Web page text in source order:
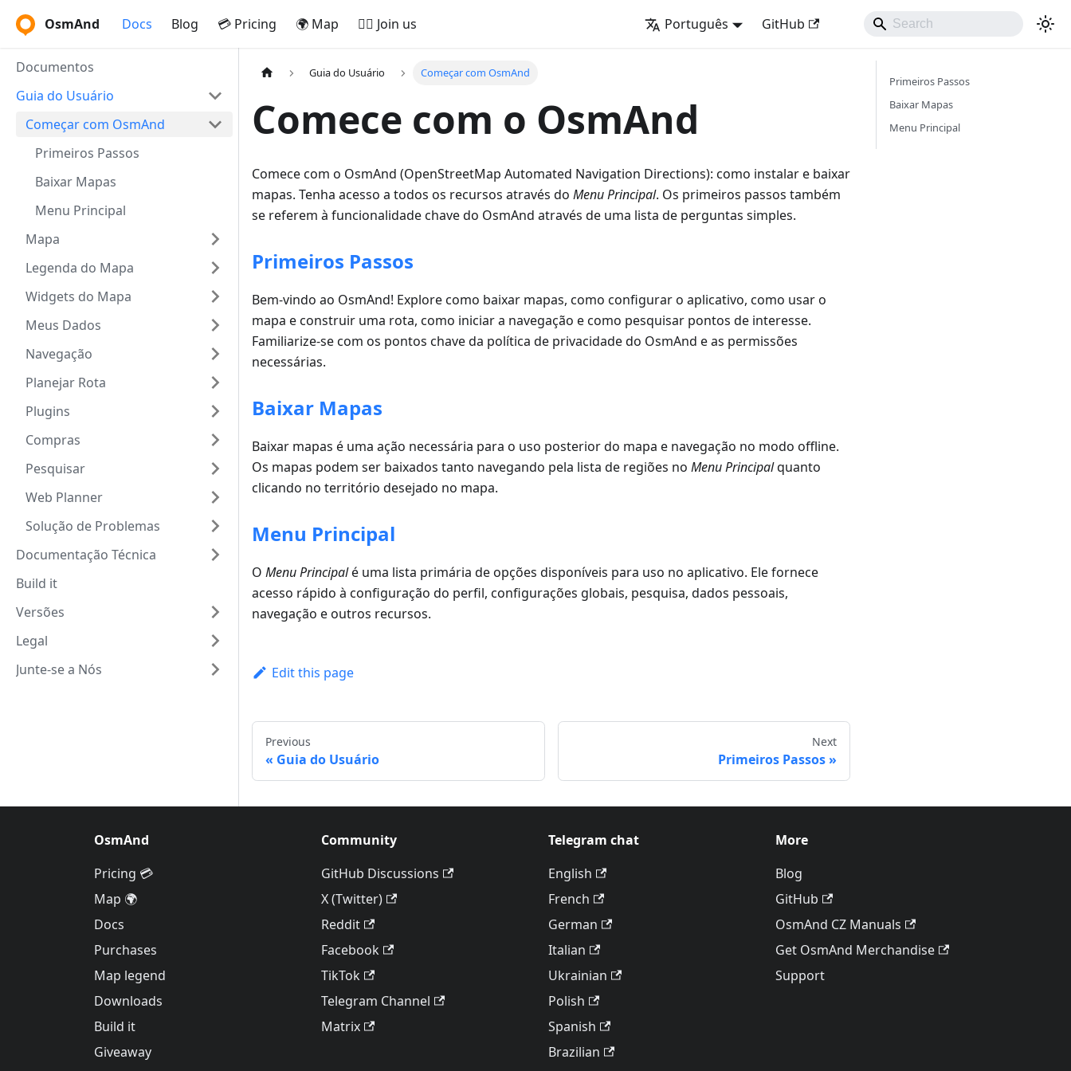
OsmAnd Docs Blog 💳 Pricing 🌍 Map 🚵‍♂️ Join us Português GitHub
Documentos
Guia do Usuário
Começar com OsmAnd
Primeiros Passos
Baixar Mapas
Menu Principal
Mapa
Legenda do Mapa
Widgets do Mapa
Meus Dados
Navegação
Planejar Rota
Plugins
Compras
Pesquisar
Web Planner
Solução de Problemas
Documentação Técnica
Build it
Versões
Legal
Junte-se a Nós
Guia do Usuário Começar com OsmAnd
Comece com o OsmAnd
Comece com o OsmAnd (OpenStreetMap Automated Navigation Directions): como instalar e baixar
mapas. Tenha acesso a todos os recursos através do Menu Principal. Os primeiros passos também
se referem à funcionalidade chave do OsmAnd através de uma lista de perguntas simples.
Primeiros Passos
Bem-vindo ao OsmAnd! Explore como baixar mapas, como configurar o aplicativo, como usar o
mapa e construir uma rota, como iniciar a navegação e como pesquisar pontos de interesse.
Familiarize-se com os pontos chave da política de privacidade do OsmAnd e as permissões
necessárias.
Baixar Mapas
Baixar mapas é uma ação necessária para o uso posterior do mapa e navegação no modo offline.
Os mapas podem ser baixados tanto navegando pela lista de regiões no Menu Principalquanto
clicando no território desejado no mapa.
Menu Principal
O Menu Principalé uma lista primária de opções disponíveis para uso no aplicativo. Ele fornece
acesso rápido à configuração do perfil, configurações globais, pesquisa, dados pessoais,
navegação e outros recursos.
Edit this page
Previous
Guia do Usuário
Next
Primeiros Passos
Primeiros Passos
Baixar Mapas
Menu Principal
OsmAnd
Pricing 💳
Map 🌍
Docs
Purchases
Map legend
Downloads
Build it
Giveaway
Community
GitHub Discussions
X (Twitter)
Reddit
Facebook
TikTok
Telegram Channel
Matrix
Telegram chat
English
French
German
Italian
Ukrainian
Polish
Spanish
Brazilian
More
Blog
GitHub
OsmAnd CZ Manuals
Get OsmAnd Merchandise
Support